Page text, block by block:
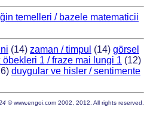
temelleri / bazele matematicii
(14) zaman / timpul (14) görsel
1 / fraze mai lungi 1 (12)
duygular ve hisler / sentimente
© www.engoi.com 2002, 2012. All rights reserved.